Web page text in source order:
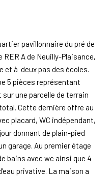
pavillonnaire du pré de
A de Neuilly-Plaisance,
à deux pas des écoles.
5 pièces représentant
sur une parcelle de terrain
Cette dernière offre au
placard, WC indépendant,
donnant de plain-pied
garage. Au premier étage
bains avec wc ainsi que 4
privative. La maison a